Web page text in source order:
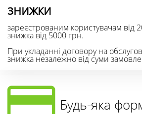
знижки
зареєстрованим користувачам від
знижка від 5000 грн.
При укладанні договору на
знижка незалежно від суми
Будь-яка